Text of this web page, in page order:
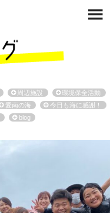
周辺施設
環境保全活動
愛南の海
今日も海に感謝！
blog